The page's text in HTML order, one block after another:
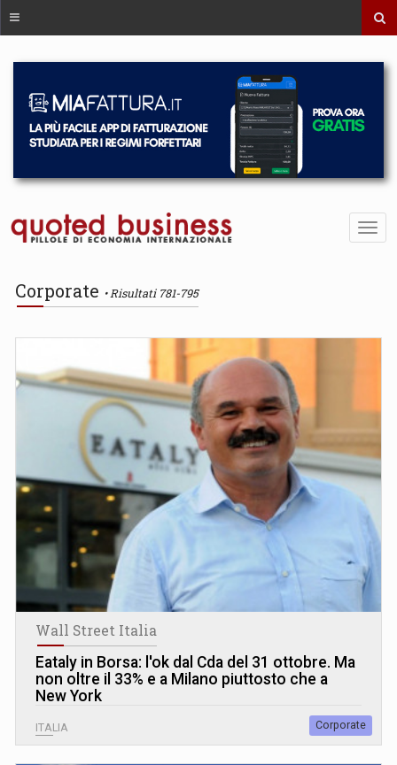
Corporate Risultati 781-795
Wall Street Italia
Eataly in Borsa: l'ok dal Cda del 31 ottobre. Ma
non oltre il 33% e a Milano piuttosto che a
New York
ITALIA Corporate